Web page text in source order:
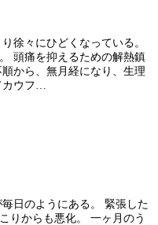
徐々にひどくなっている。
頭痛を抑えるための解熱鎮
から、無月経になり、生理
ウフ…
日のようにある。 緊張した
りからも悪化。 一ヶ月のう